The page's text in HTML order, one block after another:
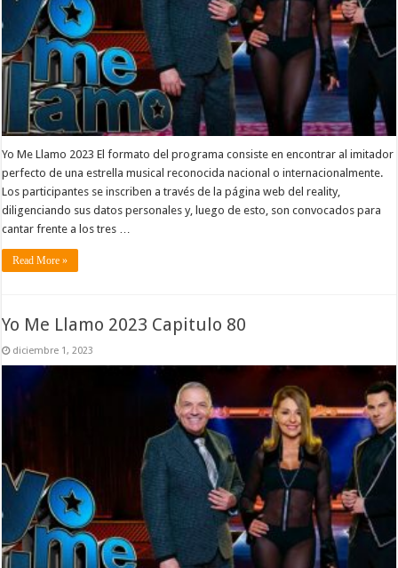
Yo Me Llamo 2023 El formato del programa consiste en encontrar al imitador
perfecto de una estrella musical reconocida nacional o internacionalmente.
Los participantes se inscriben a través de la página web del reality,
diligenciando sus datos personales y, luego de esto, son convocados para
cantar frente a los tres …
Read More »
Yo Me Llamo 2023 Capitulo 80
diciembre 1, 2023